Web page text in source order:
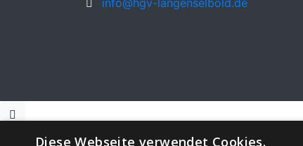
Diese Webseite verwendet Cookies.